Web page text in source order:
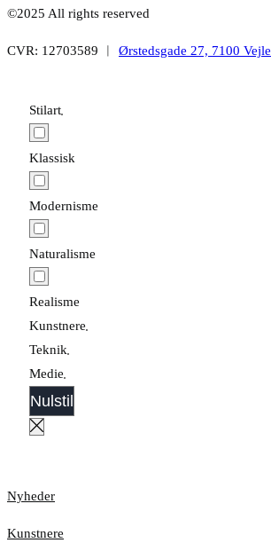
©2025 All rights reserved
CVR: 12703589 ︱ Ørstedsgade 27, 7100 Vejle
Stilart
Klassisk
Modernisme
Naturalisme
Realisme
Kunstnere
Teknik
Medie
Nulstil
Nyheder
Kunstnere